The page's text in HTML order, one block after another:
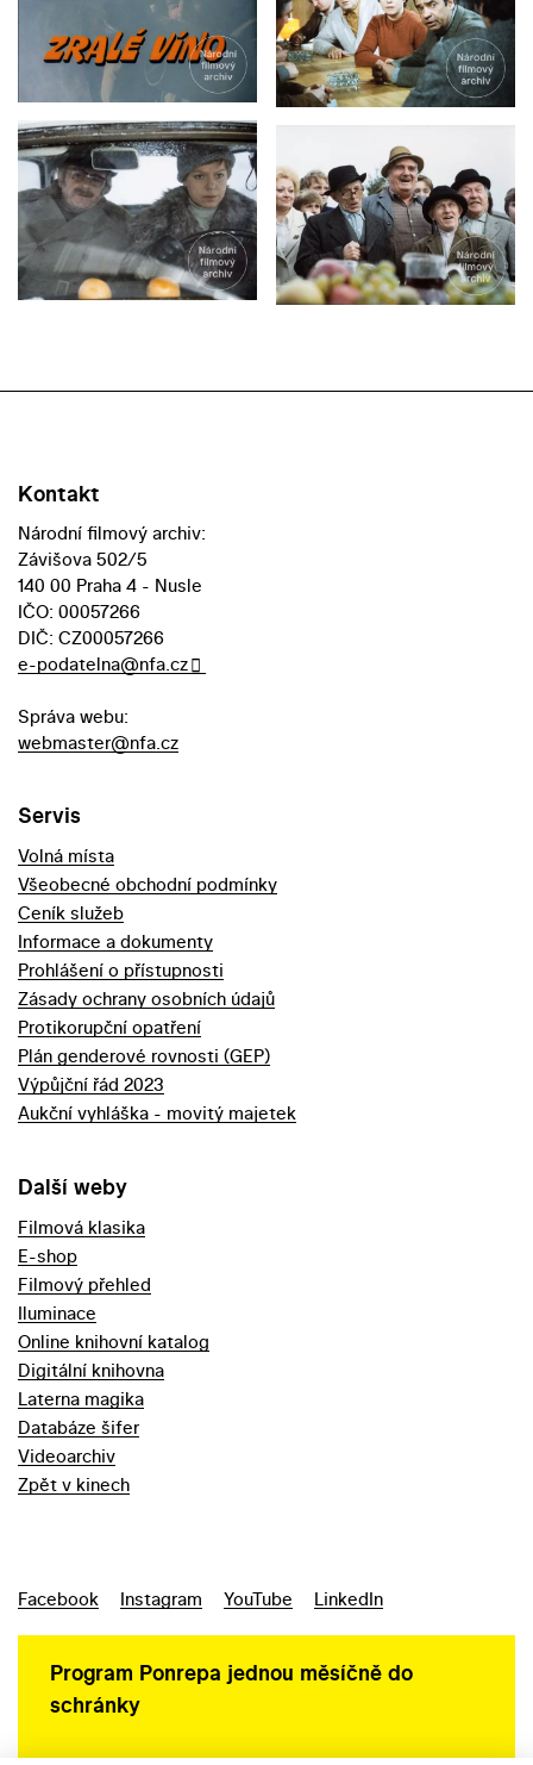
Kontakt
Národní filmový archiv:
Závišova 502/5
140 00 Praha 4 - Nusle
IČO: 00057266
DIČ: CZ00057266
e-podatelna@nfa.cz
Správa webu:
webmaster@nfa.cz
Servis
Volná místa
Všeobecné obchodní podmínky
Ceník služeb
Informace a dokumenty
Prohlášení o přístupnosti
Zásady ochrany osobních údajů
Protikorupční opatření
Plán genderové rovnosti (GEP)
Výpůjční řád 2023
Aukční vyhláška - movitý majetek
Další weby
Filmová klasika
E-shop
Filmový přehled
Iluminace
Online knihovní katalog
Digitální knihovna
Laterna magika
Databáze šifer
Videoarchiv
Zpět v kinech
Facebook Instagram YouTube LinkedIn
Program Ponrepa jednou měsíčně do
schránky